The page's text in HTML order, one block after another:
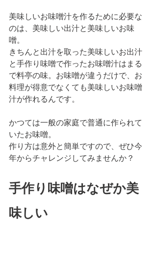
美味しいお味噌汁を作るために必要な
のは、美味しい出汁と美味しいお味
噌。
きちんと出汁を取った美味しいお出汁
と手作り味噌で作ったお味噌汁はまる
で料亭の味。お味噌が違うだけで、お
料理が得意でなくても美味しいお味噌
汁が作れるんです。
かつては一般の家庭で普通に作られて
いたお味噌。
作り方は意外と簡単ですので、ぜひ今
年からチャレンジしてみませんか？
手作り味噌はなぜか美
味しい